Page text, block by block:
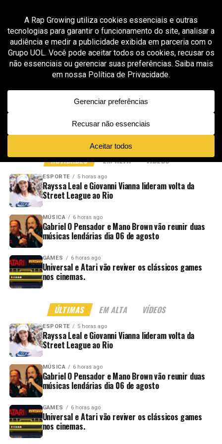
All posts tagged "All Spice World Dance"
GROOVER X RAP GROWING 2 meses ago
Sibby Liv é aprovada pela curadoria da Rap
Growing com “Bare Minimaa”, faixa que
transforma pista, atitude e cultura em
manifesto
ADVERTISEMENT
NOVIDADES EM ALTA VÍDEOS
ESPORTE 5 horas ago
Rayssa Leal e Giovanni Vianna lideram volta da
Street League ao Rio
MÚSICA 6 horas ago
Gabriel O Pensador e Mano Brown vão reunir duas
músicas lendárias dia 06 de agosto
GAMES 6 horas ago
Universal e Atari vão reviver os clássicos games
nos cinemas.
ÚLTIMAS EM ALTA VÍDEOS
ESPORTE 5 horas ago
Rayssa Leal e Giovanni Vianna lideram volta da
Street League ao Rio
MÚSICA 6 horas ago
Gabriel O Pensador e Mano Brown vão reunir duas
músicas lendárias dia 06 de agosto
GAMES 6 horas ago
Universal e Atari vão reviver os clássicos games
nos cinemas.